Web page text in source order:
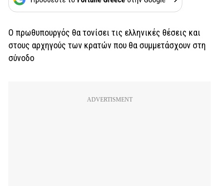
Ο πρωθυπουργός θα τονίσει τις ελληνικές θέσεις και
στους αρχηγούς των κρατών που θα συμμετάσχουν στη
σύνοδο